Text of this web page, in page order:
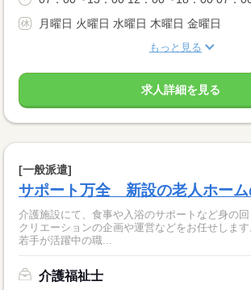
月曜日 火曜日 水曜日 木曜日 金曜日
もっと見る
求人詳細を見る
[一般派遣]
サポート万全 新設の老人ホーム
介護施設にて、食事や入浴のサポートなど身の
クリエーションの企画や運営などをお任せします。 ★20代〜40代
若手が活躍中の職...
介護福祉士